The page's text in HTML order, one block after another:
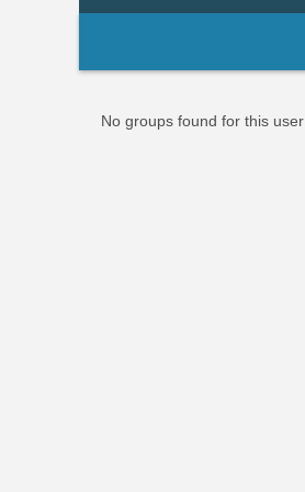
Informative
No groups found for this user